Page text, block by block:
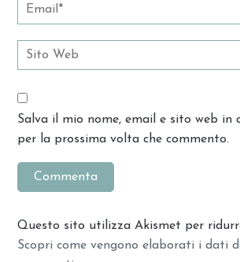
Salva il mio nome, email e sito web in
per la prossima volta che commento.
Questo sito utilizza Akismet per
Scopri come vengono elaborati i dati